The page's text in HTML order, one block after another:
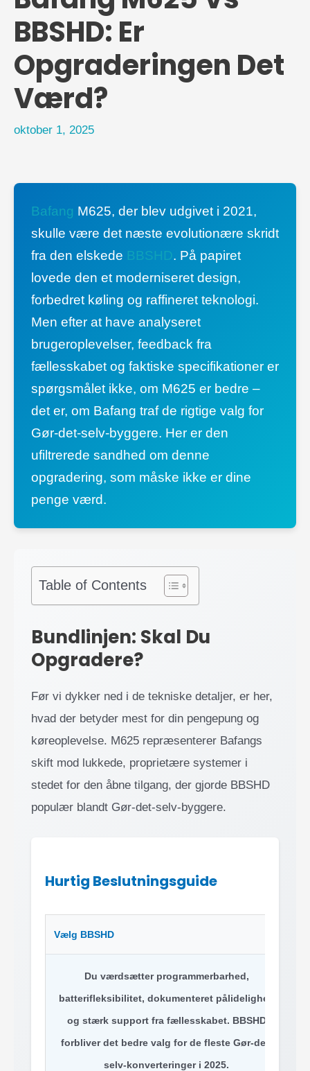
BBSHD: Er
Opgraderingen Det
Værd?
oktober 1, 2025
Bafang M625, der blev udgivet i 2021,
skulle være det næste evolutionære skridt
fra den elskede BBSHD. På papiret
lovede den et moderniseret design,
forbedret køling og raffineret teknologi.
Men efter at have analyseret
brugeroplevelser, feedback fra
fællesskabet og faktiske specifikationer er
spørgsmålet ikke, om M625 er bedre –
det er, om Bafang traf de rigtige valg for
Gør-det-selv-byggere. Her er den
ufiltrerede sandhed om denne
opgradering, som måske ikke er dine
penge værd.
Table of Contents
Bundlinjen: Skal Du
Opgradere?
Før vi dykker ned i de tekniske detaljer, er her,
hvad der betyder mest for din pengepung og
køreoplevelse. M625 repræsenterer Bafangs
skift mod lukkede, proprietære systemer i
stedet for den åbne tilgang, der gjorde BBSHD
populær blandt Gør-det-selv-byggere.
Hurtig Beslutningsguide
Vælg BBSHD
Du værdsætter programmerbarhed,
batterifleksibilitet, dokumenteret pålidelighed
og stærk support fra fællesskabet. BBSHD
forbliver det bedre valg for de fleste Gør-det-
selv-konverteringer i 2025.